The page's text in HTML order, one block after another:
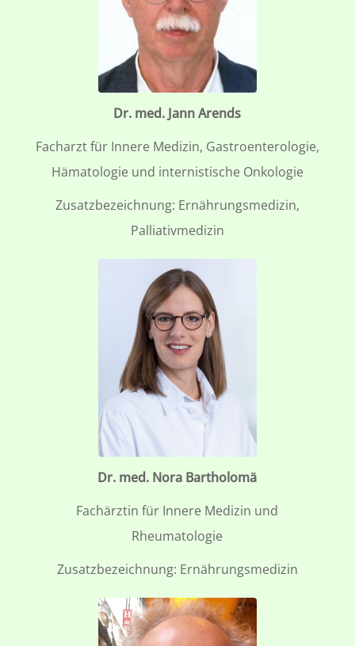
Dr. med. Jann Arends
Facharzt für Innere Medizin, Gastroenterologie,
Hämatologie und internistische Onkologie
Zusatzbezeichnung: Ernährungsmedizin,
Palliativmedizin
Dr. med. Nora Bartholomä
Fachärztin für Innere Medizin und
Rheumatologie
Zusatzbezeichnung: Ernährungsmedizin